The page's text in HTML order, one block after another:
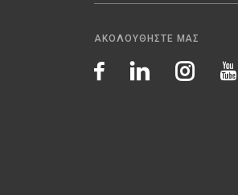
ΑΚΟΛΟΥΘΗΣΤΕ ΜΑΣ